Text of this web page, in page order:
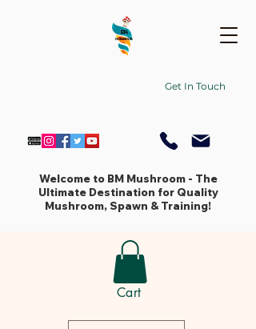
Cart
Get In Touch
Welcome to BM Mushroom - The
Ultimate Destination for Quality
Mushroom, Spawn & Training!